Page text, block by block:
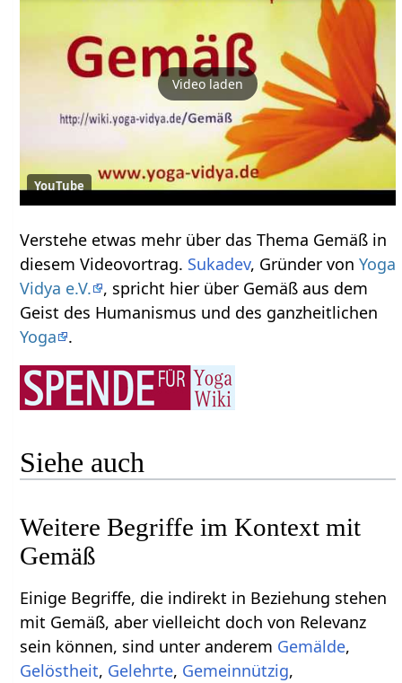
Video laden
YouTube
Verstehe etwas mehr über das Thema Gemäß‏‎ in
diesem Videovortrag. Sukadev, Gründer vonYoga
Vidya e.V.
, spricht hier über Gemäß‏‎ aus dem
Geist des Humanismus und des ganzheitlichen
Yoga
.
Siehe auch
Weitere Begriffe im Kontext mit
Einige Begriffe, die indirekt in Beziehung stehen
mit Gemäß‏‎, aber vielleicht doch von Relevanz
sein können, sind unter anderem
,
, ,
,